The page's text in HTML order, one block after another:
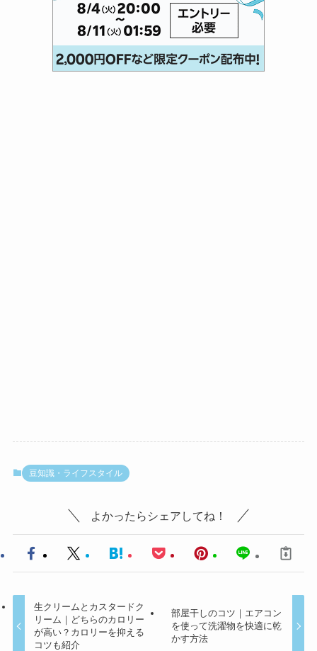
豆知識・ライフスタイル
よかったらシェアしてね！
生クリームとカスタードク
リーム｜どちらのカロリー
が高い？カロリーを抑える
コツも紹介
部屋干しのコツ｜エアコン
を使って洗濯物を快適に乾
かす方法